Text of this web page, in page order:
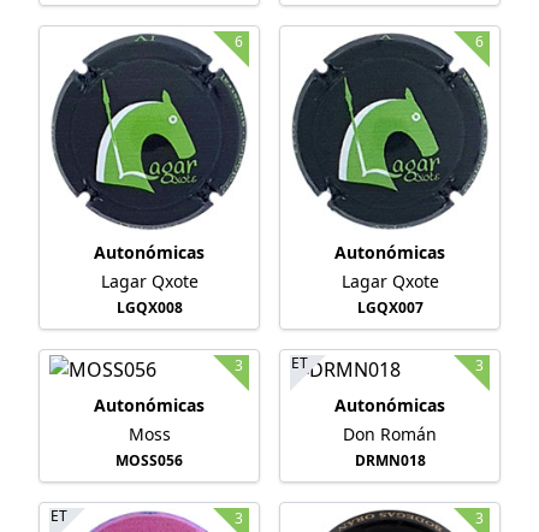
6
Autonómicas
Lagar Qxote
LGQX008
6
Autonómicas
Lagar Qxote
LGQX007
3
Autonómicas
Moss
MOSS056
ET 3
Autonómicas
Don Román
DRMN018
ET 3 3